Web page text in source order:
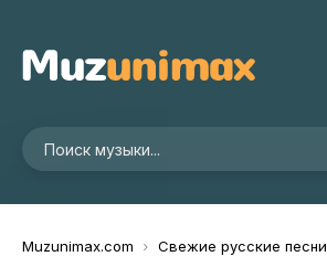
Muzunimax.com Свежие русские песни